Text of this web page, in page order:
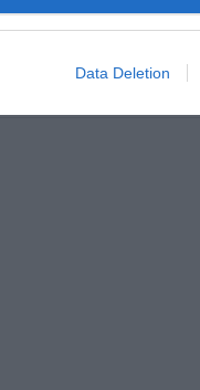
Data Deletion
95
5,94 zł/l